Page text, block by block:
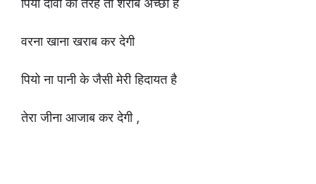
पियो दावा की तरह तो शराब अच्छी है
वरना खाना खराब कर देगी
पियो ना पानी के जैसी मेरी हिदायत है
तेरा जीना आजाब कर देगी ,